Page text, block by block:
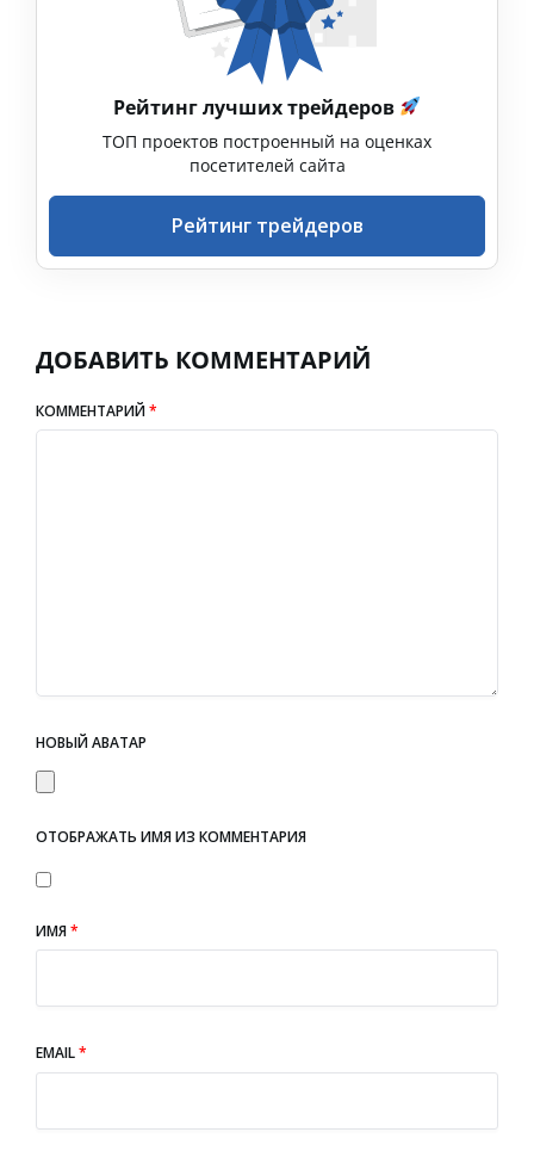
Рейтинг лучших трейдеров
ТОП проектов построенный на оценках
посетителей сайта
Рейтинг трейдеров
ДОБАВИТЬ КОММЕНТАРИЙ
КОММЕНТАРИЙ*
НОВЫЙ АВАТАР
ОТОБРАЖАТЬ ИМЯ ИЗ КОММЕНТАРИЯ
ИМЯ*
EMAIL*